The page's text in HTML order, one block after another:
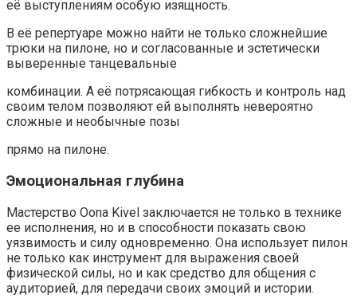
её выступлениям особую изящность.
В её репертуаре можно найти не только сложнейшие
трюки на пилоне, но и согласованные и эстетически
выверенные танцевальные
комбинации. А её потрясающая гибкость и контроль над
своим телом позволяют ей выполнять невероятно
сложные и необычные позы
прямо на пилоне.
Эмоциональная глубина
Мастерство Oona Kivel заключается не только в технике
ее исполнения, но и в способности показать свою
уязвимость и силу одновременно. Она использует пилон
не только как инструмент для выражения своей
физической силы, но и как средство для общения с
аудиторией, для передачи своих эмоций и истории.